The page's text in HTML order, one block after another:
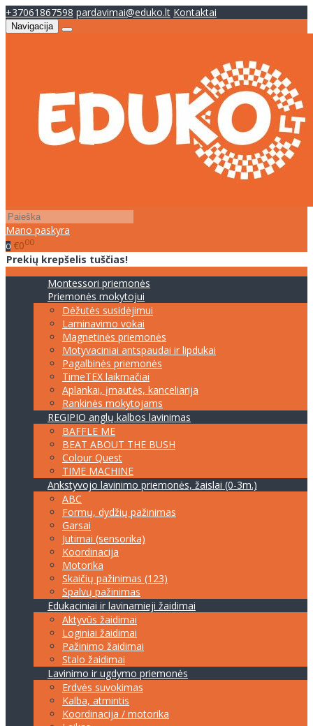
+37061867598 pardavimai@eduko.lt Kontaktai
Navigacija
Mano paskyra
0 €000
Prekių krepšelis tuščias!
Montessori priemonės
Priemonės mokytojui
Dėžutės susidėjimui
Laminavimo vokai
Magnetinės priemonės
Motyvaciniai antspaudai ir lipdukai
Pagalbinės priemonės
TimeTEX laikmačiai
Aplankai, įmautės, kanceliarija
Rankinės mokytojams
REGIPIO anglų kalbos lavinimas
BAFFLE ME
BEAT ABOUT THE BUSH
Colour Quest
TIME MACHINE
Ankstyvojo lavinimo priemonės, žaislai (0-3m.)
ABC
Formų, dydžių pažinimas
Garsai
Jutimai (sensorika)
Koordinacija
Motorika
Skaičių pažinimas (123)
Spalvų pažinimas
Edukaciniai ir lavinamieji žaidimai
Aktyvūs žaidimai
Loginiai žaidimai
Pažinimo žaidimai
Stalo žaidimai
Lavinimo ir ugdymo priemonės
Erdvės suvokimas
Kalba, atmintis
Koordinacija / motorika